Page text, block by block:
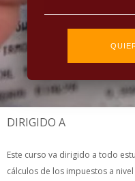
DIRIGIDO A
Este curso va dirigido a todo
cálculos de los impuestos a